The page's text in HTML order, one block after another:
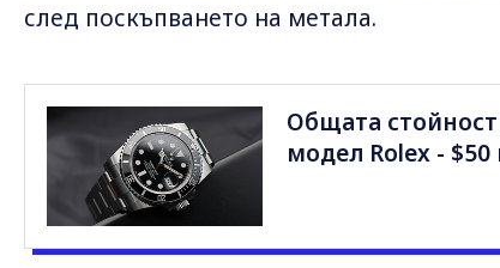
след поскъпването на метала.
Общата
модел Rolex -